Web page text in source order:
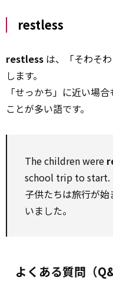
restless
restless は、「そわそ
します。
「せっかち」に近い場
ことが多い語です。
The children were
school trip to start.
子供たちは旅行が
いました。
よくある質問（